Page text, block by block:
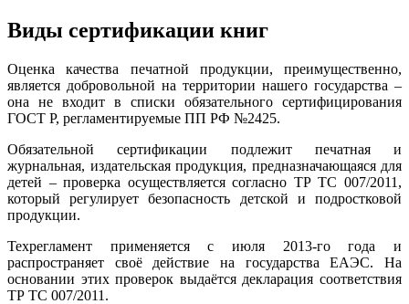
Виды сертификации книг
Оценка качества печатной продукции, преимущественно,
является добровольной на территории нашего государства –
она не входит в списки обязательного сертифицирования
ГОСТ Р, регламентируемые ПП РФ №2425.
Обязательной сертификации подлежит печатная и
журнальная, издательская продукция, предназначающаяся для
детей – проверка осуществляется согласно ТР ТС 007/2011,
который регулирует безопасность детской и подростковой
продукции.
Техрегламент применяется с июля 2013-го года и
распространяет своё действие на государства ЕАЭС. На
основании этих проверок выдаётся декларация соответствия
ТР ТС 007/2011.